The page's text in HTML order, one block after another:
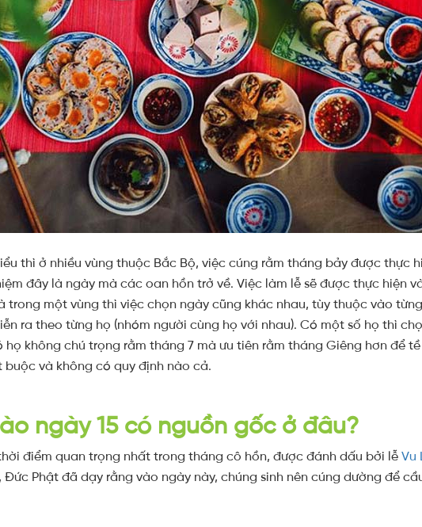
thì ở nhiều vùng thuộc Bắc Bộ, việc cúng rằm tháng bảy được thực
đây là ngày mà các oan hồn trở về. Việc làm lễ sẽ được thực hiện
trong một vùng thì việc chọn ngày cũng khác nhau, tùy thuộc vào
ra theo từng họ (nhóm người cùng họ với nhau). Có một số họ thì
họ không chú trọng rằm tháng 7 mà ưu tiên rằm tháng Giêng hơn để
buộc và không có quy định nào cả.
ngày 15 có nguồn gốc ở đâu?
điểm quan trọng nhất trong tháng cô hồn, được đánh dấu bởi lễ Vu
Đức Phật đã dạy rằng vào ngày này, chúng sinh nên cúng dường để